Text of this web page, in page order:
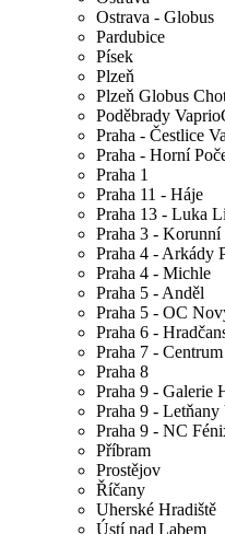
Ostrava - Globus
Pardubice
Písek
Plzeň
Plzeň Globus
Poděbrady
Praha - Čestlice
Praha - Horní
Praha 1
Praha 11 - Háje
Praha 13 - Luka
Praha 3 - Korunní
Praha 4 - Arkády
Praha 4 - Michle
Praha 5 - Anděl
Praha 5 - OC
Praha 6 -
Praha 7 -
Praha 8
Praha 9 - Galerie
Praha 9 -
Praha 9 - NC
Příbram
Prostějov
Říčany
Uherské Hradiště
Ústí nad Labem